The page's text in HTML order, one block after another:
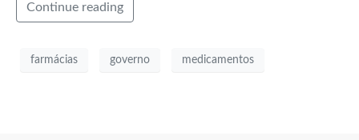
Continue reading
farmácias governo medicamentos